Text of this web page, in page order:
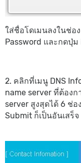
ใส่ชื่อโดเมนลงในช่อ
Password และกดปุ่ม
2. คลิกที่เมนู DNS
name server ที่ต้องก
server สูงสุดได้ 6 ช่อ
Submit ก็เป็นอันเสร็จ